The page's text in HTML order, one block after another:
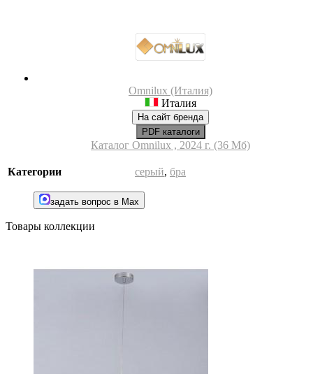
Omnilux (Италия)
Италия
На сайт бренда
PDF каталоги
Каталог Omnilux , 2024 г. (36 Мб)
Категории серый, бра
задать вопрос в Max
Товары коллекции